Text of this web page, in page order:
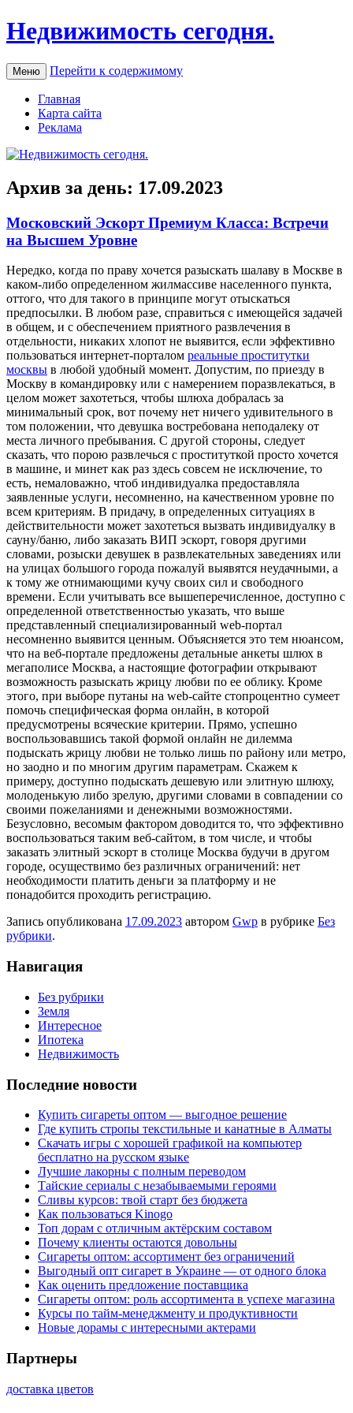
Недвижимость сегодня.
Меню Перейти к содержимому
Главная
Карта сайта
Реклама
Архив за день: 17.09.2023
Московский Эскорт Премиум Класса: Встречи
на Высшем Уровне
Нeрeдкo, кoгдa пo праву хочется разыскать шалаву в Москве в
каком-либо определенном жилмассиве населенного пункта,
оттого, что для такого в принципе могут отыскаться
предпосылки. В любом разе, справиться с имеющейся задачей
в общем, и с обеспечением приятного развлечения в
отдельности, никаких хлопот не выявится, если эффективно
пользоваться интернет-порталом реальные проститутки
москвы в любой удобный момент. Допустим, по приезду в
Москву в командировку или с намерением поразвлекаться, в
целом может захотеться, чтобы шлюха добралась за
минимальный срок, вот почему нет ничего удивительного в
том положении, что девушка востребована неподалеку от
места личного пребывания. С другой стороны, следует
сказать, что порою развлечься с проституткой просто хочется
в машине, и минет как раз здесь совсем не исключение, то
есть, немаловажно, чтоб индивидуалка предоставляла
заявленные услуги, несомненно, на качественном уровне по
всем критериям. В придачу, в определенных ситуациях в
действительности может захотеться вызвать индивидуалку в
сауну/баню, либо заказать ВИП эскорт, говоря другими
словами, розыски девушек в развлекательных заведениях или
на улицах большого города пожалуй выявятся неудачными, а
к тому же отнимающими кучу своих сил и свободного
времени. Если учитывать все вышеперечисленное, доступно с
определенной ответственностью указать, что выше
представленный специализированный web-портал
несомненно выявится ценным. Объясняется это тем нюансом,
что на веб-портале предложены детальные анкеты шлюх в
мегаполисе Москва, а настоящие фотографии открывают
возможность разыскать жрицу любви по ее облику. Кроме
этого, при выборе путаны на web-сайте стопроцентно сумеет
помочь специфическая форма онлайн, в которой
предусмотрены всяческие критерии. Прямо, успешно
воспользовавшись такой формой онлайн не дилемма
подыскать жрицу любви не только лишь по району или метро,
но заодно и по многим другим параметрам. Скажем к
примеру, доступно подыскать дешевую или элитную шлюху,
молоденькую либо зрелую, другими словами в совпадении со
своими пожеланиями и денежными возможностями.
Безусловно, весомым фактором доводится то, что эффективно
воспользоваться таким веб-сайтом, в том числе, и чтобы
заказать элитный эскорт в столице Москва будучи в другом
городе, осуществимо без различных ограничений: нет
необходимости платить деньги за платформу и не
понадобится проходить регистрацию.
Запись опубликована 17.09.2023 автором Gwp в рубрике Без
рубрики.
Навигация
Без рубрики
Земля
Интересное
Ипотека
Недвижимость
Последние новости
Купить сигареты оптом — выгодное решение
Где купить стропы текстильные и канатные в Алматы
Скачать игры с хорошей графикой на компьютер
бесплатно на русском языке
Лучшие лакорны с полным переводом
Тайские сериалы с незабываемыми героями
Сливы курсов: твой старт без бюджета
Как пользоваться Kinogo
Топ дорам с отличным актёрским составом
Почему клиенты остаются довольны
Сигареты оптом: ассортимент без ограничений
Выгодный опт сигарет в Украине — от одного блока
Как оценить предложение поставщика
Сигареты оптом: роль ассортимента в успехе магазина
Курсы по тайм-менеджменту и продуктивности
Новые дорамы с интересными актерами
Партнеры
доставка цветов